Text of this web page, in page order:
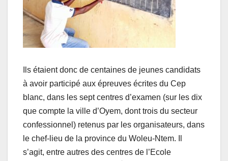
Ils étaient donc de centaines de jeunes candidats
à avoir participé aux épreuves écrites du Cep
blanc, dans les sept centres d’examen (sur les dix
que compte la ville d’Oyem, dont trois du secteur
confessionnel) retenus par les organisateurs, dans
le chef-lieu de la province du Woleu-Ntem. Il
s’agit, entre autres des centres de l’Ecole